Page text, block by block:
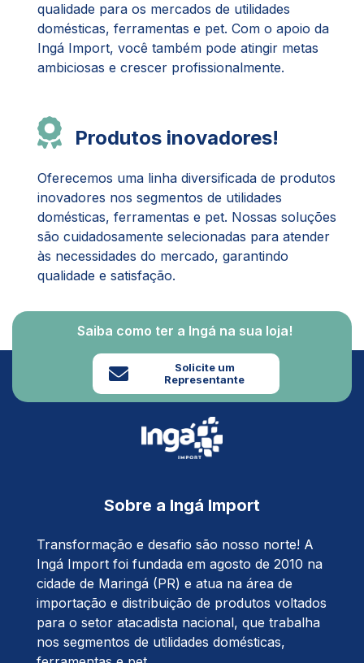
qualidade para os mercados de utilidades
domésticas, ferramentas e pet. Com o apoio da
Ingá Import, você também pode atingir metas
ambiciosas e crescer profissionalmente.
Produtos inovadores!
Oferecemos uma linha diversificada de produtos
inovadores nos segmentos de utilidades
domésticas, ferramentas e pet. Nossas soluções
são cuidadosamente selecionadas para atender
às necessidades do mercado, garantindo
qualidade e satisfação.
Saiba como ter a Ingá na sua loja!
Solicite um
Representante
Sobre a Ingá Import
Transformação e desafio são nosso norte! A
Ingá Import foi fundada em agosto de 2010 na
cidade de Maringá (PR) e atua na área de
importação e distribuição de produtos voltados
para o setor atacadista nacional, que trabalha
nos segmentos de utilidades domésticas,